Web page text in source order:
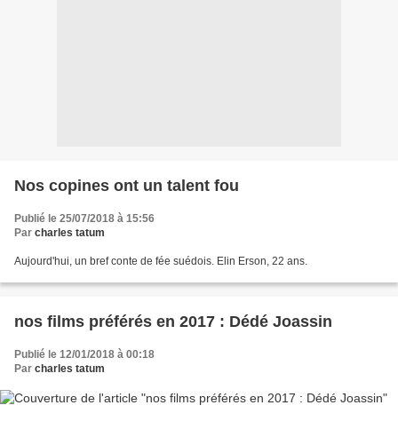
Nos copines ont un talent fou
Publié le 25/07/2018 à 15:56
Par charles tatum
Aujourd'hui, un bref conte de fée suédois. Elin Erson, 22 ans.
nos films préférés en 2017 : Dédé Joassin
Publié le 12/01/2018 à 00:18
Par charles tatum